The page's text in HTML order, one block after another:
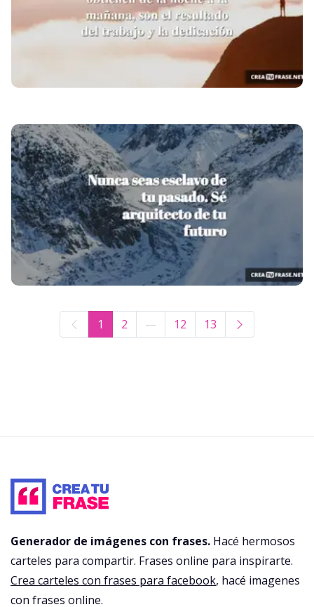
1 2 — 12 13
Generador de imágenes con frases. Hacé hermosos
carteles para compartir. Frases online para inspirarte.
Crea carteles con frases para facebook, hacé imagenes
con frases online.